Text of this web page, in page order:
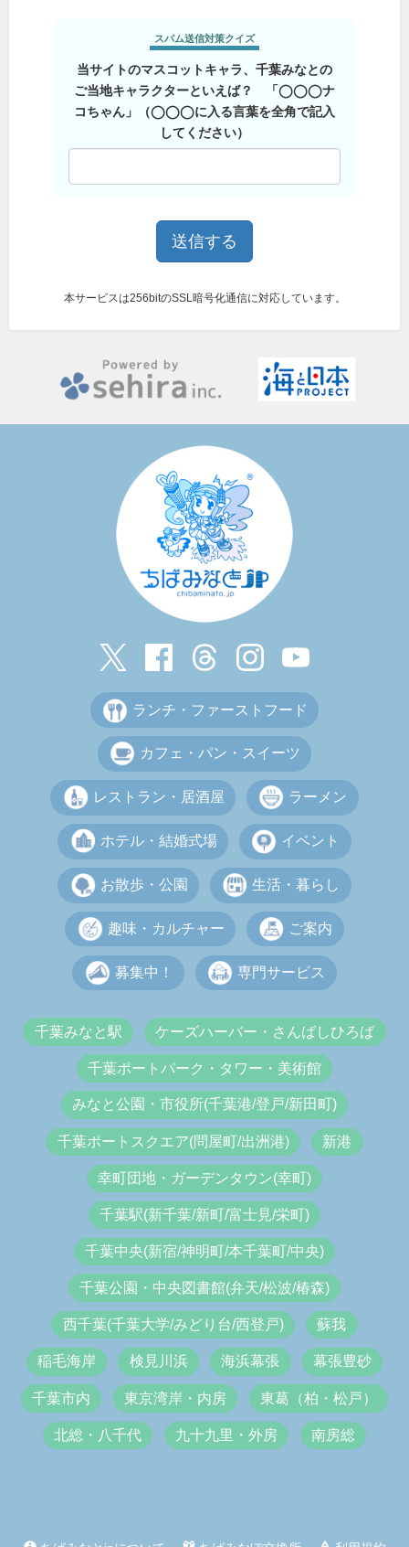
スパム送信対策クイズ
当サイトのマスコットキャラ、千葉みなとの
ご当地キャラクターといえば？ 「◯◯◯ナ
コちゃん」（◯◯◯に入る言葉を全角で記入
してください）
本サービスは256bitのSSL暗号化通信に対応しています。
ランチ・ファーストフード
カフェ・パン・スイーツ
レストラン・居酒屋 ラーメン
ホテル・結婚式場 イベント
お散歩・公園 生活・暮らし
趣味・カルチャー ご案内
募集中！ 専門サービス
千葉みなと駅 ケーズハーバー・さんばしひろば
千葉ポートパーク・タワー・美術館
みなと公園・市役所(千葉港/登戸/新田町)
千葉ポートスクエア(問屋町/出洲港) 新港
幸町団地・ガーデンタウン(幸町)
千葉駅(新千葉/新町/富士見/栄町)
千葉中央(新宿/神明町/本千葉町/中央)
千葉公園・中央図書館(弁天/松波/椿森)
西千葉(千葉大学/みどり台/西登戸) 蘇我
稲毛海岸 検見川浜 海浜幕張 幕張豊砂
千葉市内 東京湾岸・内房 東葛（柏・松戸）
北総・八千代 九十九里・外房 南房総